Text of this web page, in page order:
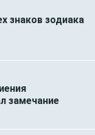
знаков зодиака
замечание